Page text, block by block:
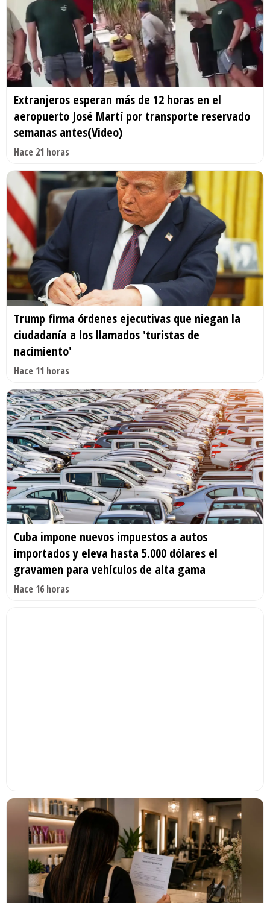
Extranjeros esperan más de 12 horas en el
aeropuerto José Martí por transporte reservado
semanas antes(Video)
Hace 21 horas
Trump firma órdenes ejecutivas que niegan la
ciudadanía a los llamados 'turistas de
nacimiento'
Hace 11 horas
Cuba impone nuevos impuestos a autos
importados y eleva hasta 5.000 dólares el
gravamen para vehículos de alta gama
Hace 16 horas